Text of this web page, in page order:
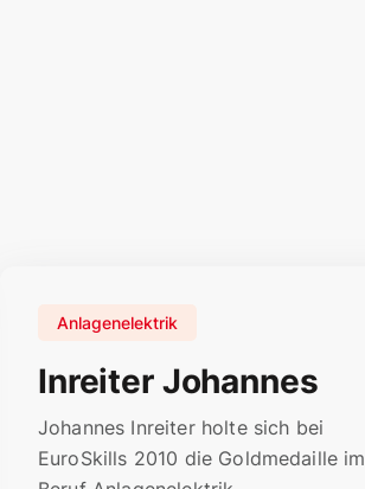
Inreiter Johannes
Anlagenelektrik
Johannes Inreiter holte sich bei
EuroSkills 2010 die Goldmedaille im